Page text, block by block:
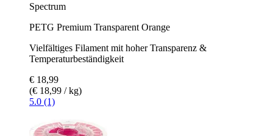
Spectrum
PETG Premium Transparent Orange
Vielfältiges Filament mit hoher Transparenz &
Temperaturbeständigkeit
€ 18,99
(€ 18,99 / kg)
5.0 (1)